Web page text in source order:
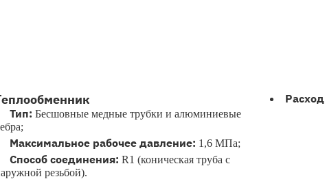
Тип: Бесшовные медные трубки и алюминиевые
Максимальное рабочее давление: 1,6 МПа;
Способ соединения: R1 (коническая труба с
резьбой).